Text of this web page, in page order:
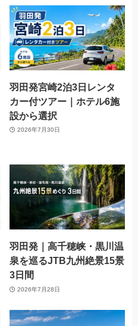
羽田発宮崎2泊3日レンタ
カー付ツアー｜ホテル6施
設から選択
2026年7月30日
羽田発｜高千穂峡・黒川温
泉を巡るJTB九州絶景15景
3日間
2026年7月28日